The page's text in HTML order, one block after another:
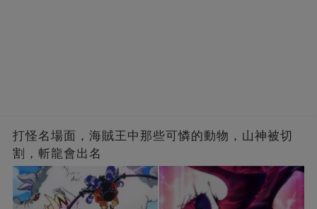
打怪名場面，海賊王中那些可憐的動物，山神被切
割，斬龍會出名